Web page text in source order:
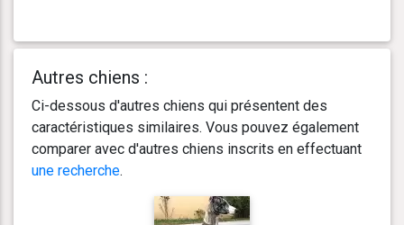
Autres chiens :
Ci-dessous d'autres chiens qui présentent des
caractéristiques similaires. Vous pouvez également
comparer avec d'autres chiens inscrits en effectuant
une recherche.